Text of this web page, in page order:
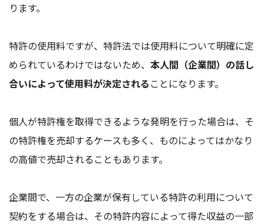
ります。
特許の使用料ですが、特許法では使用料について明確に定
められているわけではないため、 本人間（企業間）の話し
合いによって使用料が決定される ことになります。
個人が特許権を取得できるような発明を行った場合は、そ
の特許権を売却するケースも多く、ものによってはかなり
の高値で売却されることもあります。
企業間で、一方の企業が保有している特許の利用について
契約をする場合は、その特許内容によって得た収益の一部